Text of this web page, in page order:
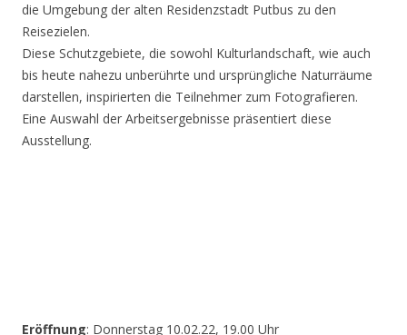
die Umgebung der alten Residenzstadt Putbus zu den
Reisezielen.
Diese Schutzgebiete, die sowohl Kulturlandschaft, wie auch
bis heute nahezu unberührte und ursprüngliche Naturräume
darstellen, inspirierten die Teilnehmer zum Fotografieren.
Eine Auswahl der Arbeitsergebnisse präsentiert diese
Ausstellung.
Eröffnung: Donnerstag 10.02.22, 19.00 Uhr